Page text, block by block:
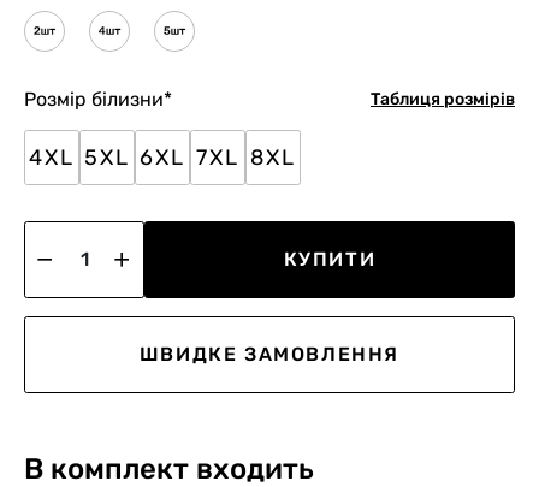
Таблиця розмірів
Розмір білизни*
4XL 5XL 6XL 7XL 8XL
КУПИТИ
ШВИДКЕ ЗАМОВЛЕННЯ
В комплект входить